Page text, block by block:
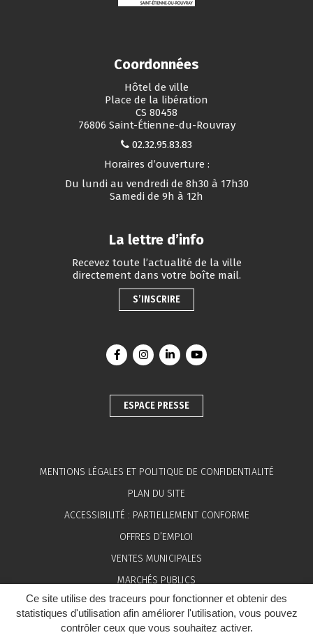
Ce site utilise des traceurs pour fonctionner et obtenir des
statistiques d'utilisation afin améliorer l'utilisation, vous pouvez
contrôler ceux que vous souhaitez activer.
Coordonnées
Hôtel de ville
Place de la libération
CS 80458
76806 Saint-Étienne-du-Rouvray
02.32.95.83.83
Horaires d’ouverture :
Du lundi au vendredi de 8h30 à 17h30
Samedi de 9h à 12h
La lettre d’info
Recevez toute l’actualité de la ville
directement dans votre boîte mail.
S’INSCRIRE
Lien vers le compte Facebook
Lien vers le compte Instagram
Lien vers le compte Linkedin
Lien vers la chaîne
ESPACE PRESSE
MENTIONS LÉGALES ET POLITIQUE DE CONFIDENTIALITÉ
PLAN DU SITE
ACCESSIBILITÉ : PARTIELLEMENT CONFORME
OFFRES D’EMPLOI
VENTES MUNICIPALES
MARCHÉS PUBLICS
ESPACE PRESSE